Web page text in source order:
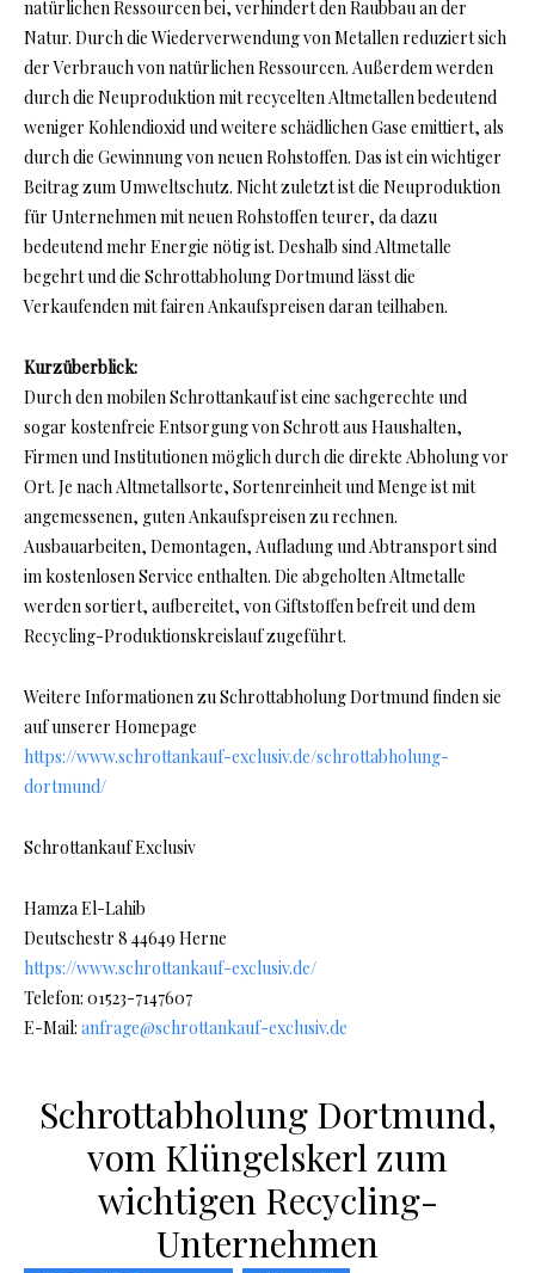
natürlichen Ressourcen bei, verhindert den Raubbau an der
Natur. Durch die Wiederverwendung von Metallen reduziert sich
der Verbrauch von natürlichen Ressourcen. Außerdem werden
durch die Neuproduktion mit recycelten Altmetallen bedeutend
weniger Kohlendioxid und weitere schädlichen Gase emittiert, als
durch die Gewinnung von neuen Rohstoffen. Das ist ein wichtiger
Beitrag zum Umweltschutz. Nicht zuletzt ist die Neuproduktion
für Unternehmen mit neuen Rohstoffen teurer, da dazu
bedeutend mehr Energie nötig ist. Deshalb sind Altmetalle
begehrt und die Schrottabholung Dortmund lässt die
Verkaufenden mit fairen Ankaufspreisen daran teilhaben.
Kurzüberblick:
Durch den mobilen Schrottankauf ist eine sachgerechte und
sogar kostenfreie Entsorgung von Schrott aus Haushalten,
Firmen und Institutionen möglich durch die direkte Abholung vor
Ort. Je nach Altmetallsorte, Sortenreinheit und Menge ist mit
angemessenen, guten Ankaufspreisen zu rechnen.
Ausbauarbeiten, Demontagen, Aufladung und Abtransport sind
im kostenlosen Service enthalten. Die abgeholten Altmetalle
werden sortiert, aufbereitet, von Giftstoffen befreit und dem
Recycling-Produktionskreislauf zugeführt.
Weitere Informationen zu Schrottabholung Dortmund finden sie
auf unserer Homepage
https://www.schrottankauf-exclusiv.de/schrottabholung-
dortmund/
Schrottankauf Exclusiv
Hamza El-Lahib
Deutschestr 8 44649 Herne
https://www.schrottankauf-exclusiv.de/
Telefon: 01523-7147607
E-Mail: anfrage@schrottankauf-exclusiv.de
Schrottabholung Dortmund,
vom Klüngelskerl zum
wichtigen Recycling-
Unternehmen